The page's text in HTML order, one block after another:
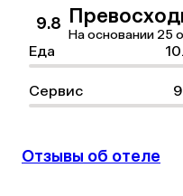
9.8
На основании 25
Еда
Сервис
Отзывы об отеле